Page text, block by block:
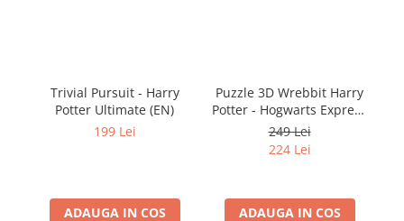
Trivial Pursuit - Harry
Potter Ultimate (EN)
199 Lei
ADAUGA IN COS
Puzzle 3D Wrebbit Harry
Potter - Hogwarts Express
(460 piese)
249 Lei
224 Lei
ADAUGA IN COS